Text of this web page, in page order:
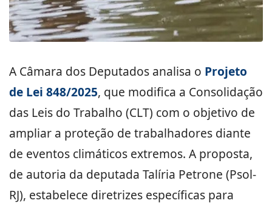
A Câmara dos Deputados analisa o Projeto
de Lei 848/2025, que modifica a Consolidação
das Leis do Trabalho (CLT) com o objetivo de
ampliar a proteção de trabalhadores diante
de eventos climáticos extremos. A proposta,
de autoria da deputada Talíria Petrone (Psol-
RJ), estabelece diretrizes específicas para